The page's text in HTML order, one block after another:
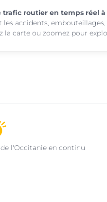
trafic routier en temps réel à
les accidents,
la carte ou zoomez pour
l'Occitanie en continu